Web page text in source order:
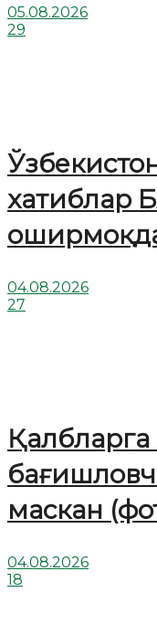
05.08.2026
29
хатиблар
04.08.2026
27
маскан
04.08.2026
18